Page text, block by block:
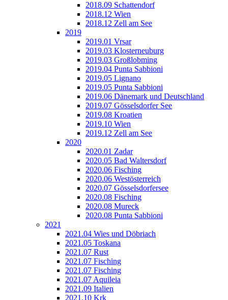
2018.09 Schattendorf
2018.12 Wien
2018.12 Zell am See
2019
2019.01 Vrsar
2019.03 Klosterneuburg
2019.03 Großlobming
2019.04 Punta Sabbioni
2019.05 Lignano
2019.05 Punta Sabbioni
2019.06 Dänemark und Deutschland
2019.07 Gösselsdorfer See
2019.08 Kroatien
2019.10 Wien
2019.12 Zell am See
2020
2020.01 Zadar
2020.05 Bad Waltersdorf
2020.06 Fisching
2020.06 Westösterreich
2020.07 Gösselsdorfersee
2020.08 Fisching
2020.08 Mureck
2020.08 Punta Sabbioni
2021
2021.04 Wies und Döbriach
2021.05 Toskana
2021.07 Rust
2021.07 Fisching
2021.07 Fisching
2021.07 Aquileia
2021.09 Italien
2021.10 Krk